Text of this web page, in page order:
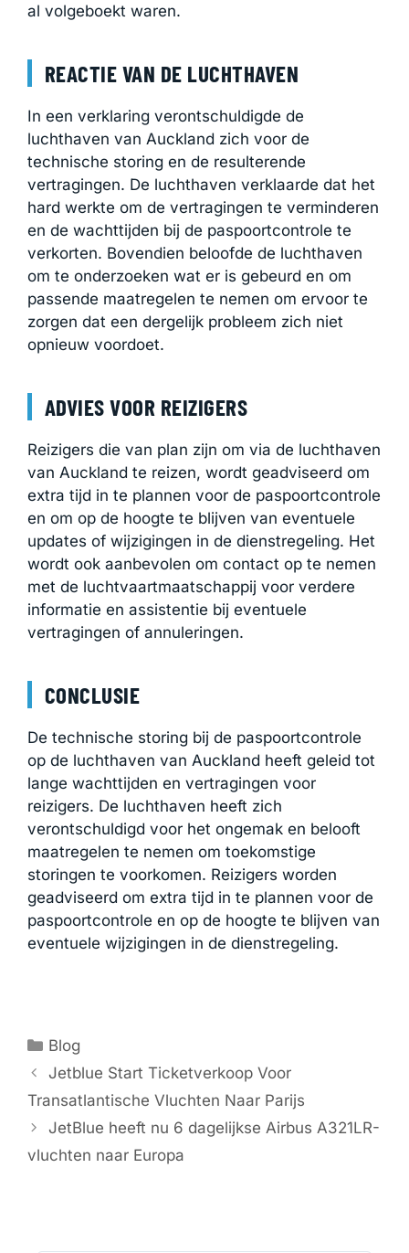
al volgeboekt waren.
REACTIE VAN DE LUCHTHAVEN
In een verklaring verontschuldigde de
luchthaven van Auckland zich voor de
technische storing en de resulterende
vertragingen. De luchthaven verklaarde dat het
hard werkte om de vertragingen te verminderen
en de wachttijden bij de paspoortcontrole te
verkorten. Bovendien beloofde de luchthaven
om te onderzoeken wat er is gebeurd en om
passende maatregelen te nemen om ervoor te
zorgen dat een dergelijk probleem zich niet
opnieuw voordoet.
ADVIES VOOR REIZIGERS
Reizigers die van plan zijn om via de luchthaven
van Auckland te reizen, wordt geadviseerd om
extra tijd in te plannen voor de paspoortcontrole
en om op de hoogte te blijven van eventuele
updates of wijzigingen in de dienstregeling. Het
wordt ook aanbevolen om contact op te nemen
met de luchtvaartmaatschappij voor verdere
informatie en assistentie bij eventuele
vertragingen of annuleringen.
CONCLUSIE
De technische storing bij de paspoortcontrole
op de luchthaven van Auckland heeft geleid tot
lange wachttijden en vertragingen voor
reizigers. De luchthaven heeft zich
verontschuldigd voor het ongemak en belooft
maatregelen te nemen om toekomstige
storingen te voorkomen. Reizigers worden
geadviseerd om extra tijd in te plannen voor de
paspoortcontrole en op de hoogte te blijven van
eventuele wijzigingen in de dienstregeling.
Categorieën
Blog
Jetblue Start Ticketverkoop Voor
Transatlantische Vluchten Naar Parijs
JetBlue heeft nu 6 dagelijkse Airbus A321LR-
vluchten naar Europa